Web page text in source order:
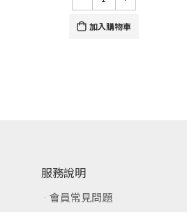
加入購物車
服務說明
會員常見問題